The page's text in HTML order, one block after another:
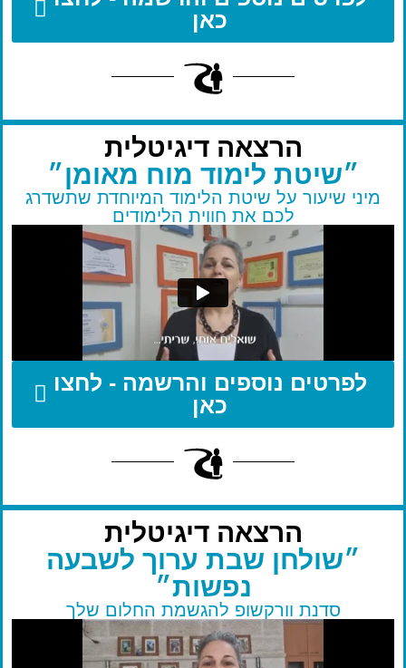
כאן
הרצאה דיגיטלית
״שיטת לימוד מוח מאומן״
מיני שיעור על שיטת הלימוד המיוחדת שתשדרג
לכם את חווית הלימודים
לפרטים נוספים והרשמה - לחצו
כאן
הרצאה דיגיטלית
״שולחן שבת ערוך לשבעה
נפשות״
סדנת וורקשופ להגשמת החלום שלך